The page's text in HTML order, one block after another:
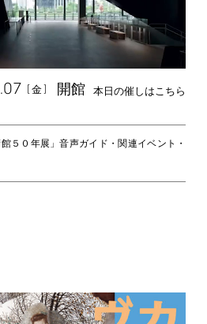
[金] 開館 本日の催しはこちら
館５０年展」音声ガイド・関連イベント・